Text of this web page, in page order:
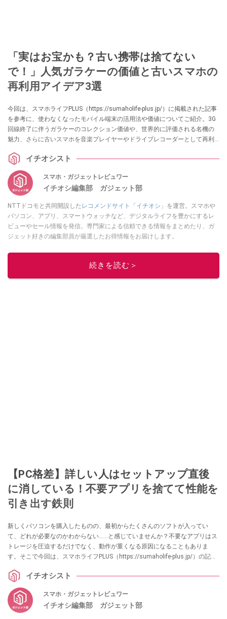
「実はお宝かも？古い携帯は捨てない
で！」人気ガラケーの価値と古いスマホの
再利用アイデア3選
今回は、スマホライフPLUS（https://sumaholife-plus.jp/）に掲載された記事
を参考に、使わなくなったモバイル端末の活用法や価値についてご紹介。3G
回線終了に伴うガラケーのコレクション価値や、世界的に評価される名機の
魅力、さらに古いスマホを音楽プレイヤーやドライブレコーダーとして再利
でご確認ください。
イチオシスト
スマホ・ガジェットレビュワー
イチオシ編集部 ガジェット部
NTTドコモと共同開設した レコメンドサイト「イチオシ」 を運営。スマホや
パソコン、アプリ、スマートウォッチなど、デジタルライフを豊かにするレ
ビューやセール情報を発信。専門家による信頼できる情報をまとめたり、ガ
ジェット好きの編集部員が厳選したお得情報をお届けします。
このイチオシストの他の記事を読む
続きを読む＞
【PC格差】詳しい人はセットアップ直後
に消している！不要アプリを捨てて性能を
引き出す鉄則
新しくパソコンを購入したものの、最初からたくさんのソフトが入ってい
て、どれが必要なのかわからない……と感じていませんか？不要なアプリはス
トレージを圧迫するだけでなく、動作が重くなる原因になることもありま
す。そこで今回は、スマホライフPLUS（https://sumaholife-plus.jp/）の記事
内容はぜひスマホライフPLUSの記事をご覧ください。
イチオシスト
スマホ・ガジェットレビュワー
イチオシ編集部 ガジェット部